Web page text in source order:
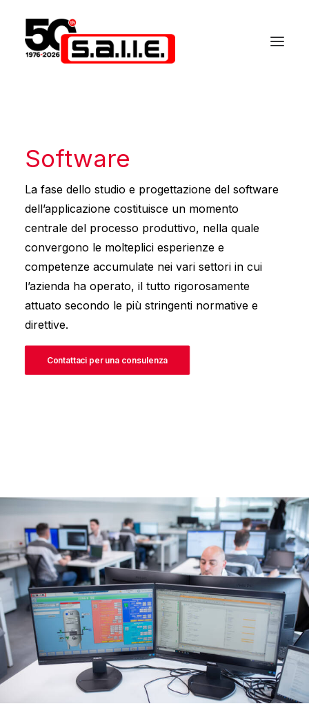
Software
La fase dello studio e progettazione del software
dell’applicazione costituisce un momento
centrale del processo produttivo, nella quale
convergono le molteplici esperienze e
competenze accumulate nei vari settori in cui
l’azienda ha operato, il tutto rigorosamente
attuato secondo le più stringenti normative e
direttive.
Contattaci per una consulenza